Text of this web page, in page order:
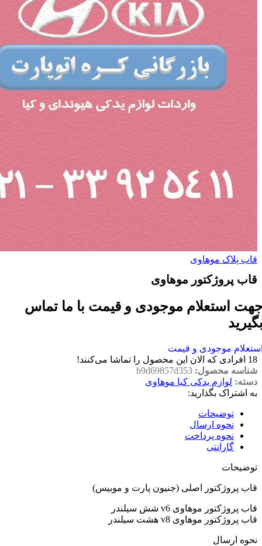
قاب پلاک موهاوی
قاب پروژکتور موهاوی
استعلام موجودی و قیمت با ما تماس
موجودی و قیمت
18 افرادی که الان این محصول را تماشا می‌کنند!
شناسه محصول: b9d69857d353
دسته: لوازم یدکی کیا موهاوی
به اشتراک بگذارید:
توضیحات
نحوه ارسال
نحوه پرداخت
گارانتی
توضیحات
قاب پروژکتور اصلی (جنیون پارت و موبیس)
قاب پروژکتور موهاوی v6 شش سیلندر
قاب پروژکتور موهاوی v8 هشت سیلندر
نحوه ارسال